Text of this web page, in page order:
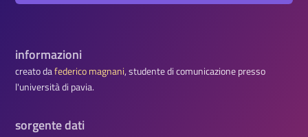
informazioni
creato dafederico magnani, studente di comunicazione presso
l'università di pavia.
sorgente dati